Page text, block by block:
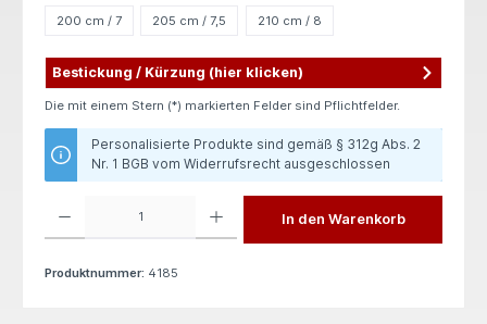
200 cm / 7 205 cm / 7,5 210 cm / 8
Bestickung / Kürzung (hier klicken)
Die mit einem Stern (*) markierten Felder sind Pflichtfelder.
Personalisierte Produkte sind gemäß § 312g Abs. 2
Nr. 1 BGB vom Widerrufsrecht ausgeschlossen
In den Warenkorb
Produktnummer: 4185